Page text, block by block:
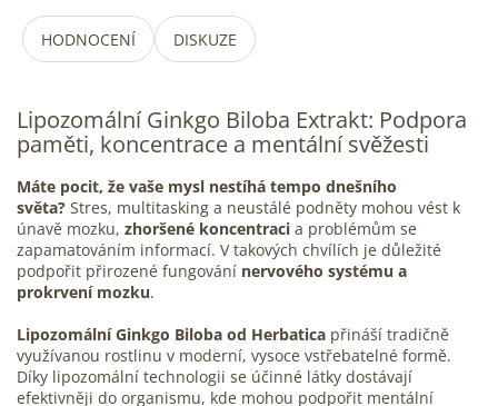
HODNOCENÍ DISKUZE
Lipozomální Ginkgo Biloba Extrakt: Podpora
paměti, koncentrace a mentální svěžesti
Máte pocit, že vaše mysl nestíhá tempo dnešního
světa? Stres, multitasking a neustálé podněty mohou vést k
únavě mozku, zhoršené koncentraci a problémům se
zapamatováním informací. V takových chvílích je důležité
podpořit přirozené fungování nervového systému a
prokrvení mozku.
Lipozomální Ginkgo Biloba od Herbatica přináší tradičně
využívanou rostlinu v moderní, vysoce vstřebatelné formě.
Díky lipozomální technologii se účinné látky dostávají
efektivněji do organismu, kde mohou podpořit mentální